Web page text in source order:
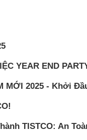
YEAR END
MỚI 2025 - Khởi
TISTCO: An